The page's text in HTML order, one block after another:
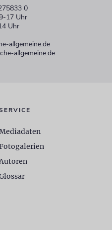
0
17 Uhr
Uhr
allgemeine.de
allgemeine.de